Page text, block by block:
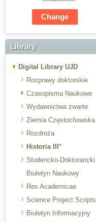
Library
Digital Library UJD
Rozprawy doktorskie
Czasopisma Naukowe
Wydawnictwa zwarte
Ziemia Częstochowska
Rozdroża
Historia III°
Studencko-Doktorancki
Biuletyn Naukowy
Res Academicae
Science Project Scripts
Biuletyn Informacyjny